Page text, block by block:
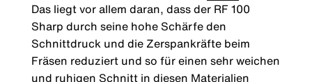
Das liegt vor allem daran, dass der RF 100
Sharp durch seine hohe Schärfe den
Schnittdruck und die Zerspankräfte beim
Fräsen reduziert und so für einen sehr weichen
und ruhigen Schnitt in diesen Materialien